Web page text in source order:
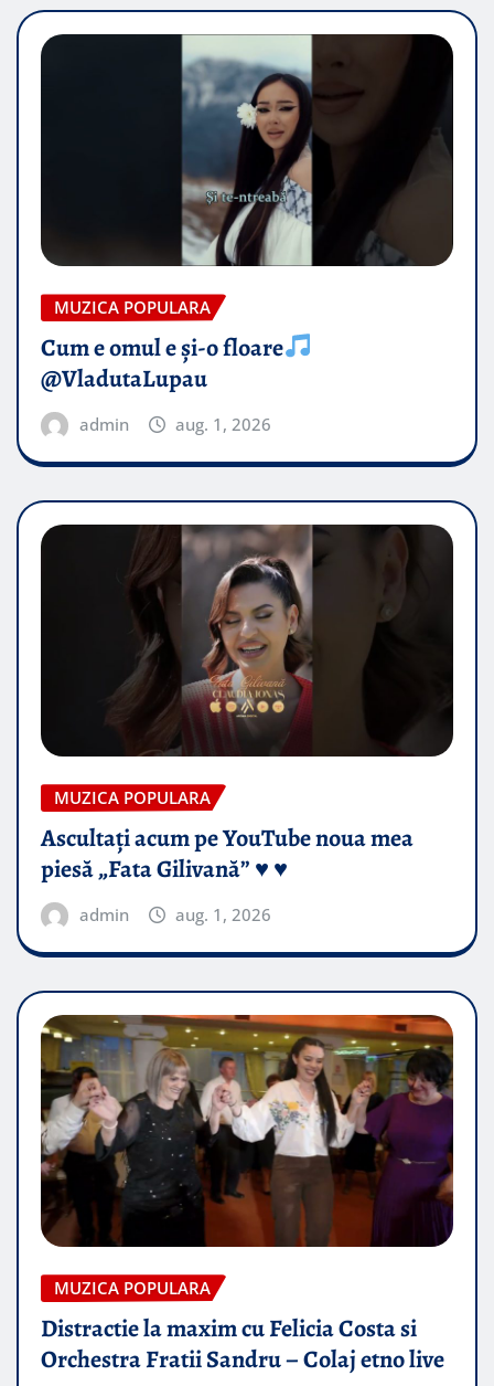
MUZICA POPULARA
Cum e omul e și-o floare
@VladutaLupau
admin aug. 1, 2026
MUZICA POPULARA
Ascultați acum pe YouTube noua mea
piesă „Fata Gilivană” ♥️ ♥️
admin aug. 1, 2026
MUZICA POPULARA
Distractie la maxim cu Felicia Costa si
Orchestra Fratii Sandru – Colaj etno live